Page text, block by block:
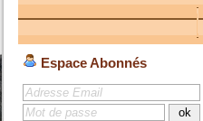
Espace Abonnés